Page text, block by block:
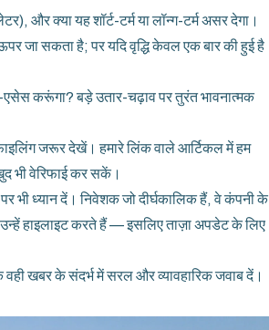
और क्या यह शॉर्ट-टर्म या लॉन्ग-टर्म असर देगा।
जा सकता है; पर यदि वृद्धि केवल एक बार की हुई है
करूंगा? बड़े उतार-चढ़ाव पर तुरंत भावनात्मक
जरूर देखें। हमारे लिंक वाले आर्टिकल में हम
भी वेरिफाई कर सकें।
भी ध्यान दें। निवेशक जो दीर्घकालिक हैं, वे कंपनी के
हाइलाइट करते हैं — इसलिए ताज़ा अपडेट के लिए
खबर के संदर्भ में सरल और व्यावहारिक जवाब दें।